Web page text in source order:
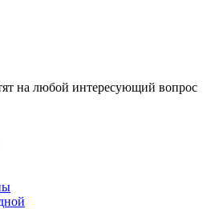
на любой интересующий вопрос